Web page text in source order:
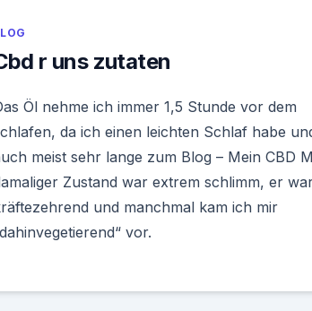
r uns zutaten
Öl nehme ich immer 1,5 Stunde vor dem
da ich einen leichten Schlaf habe
meist sehr lange zum Blog – Mein CBD
Zustand war extrem schlimm, er
und manchmal kam ich mir
vor.